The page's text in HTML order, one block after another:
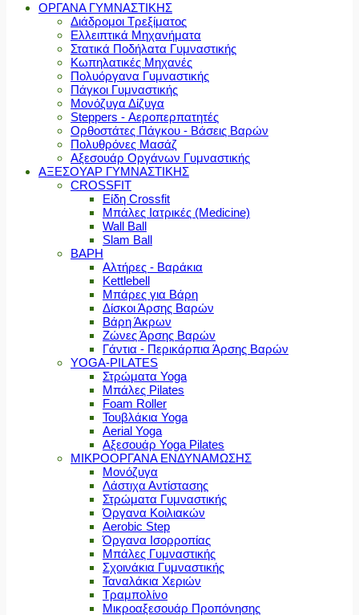
ΟΡΓΑΝΑ ΓΥΜΝΑΣΤΙΚΗΣ
Διάδρομοι Τρεξίματος
Ελλειπτικά Μηχανήματα
Στατικά Ποδήλατα Γυμναστικής
Κωπηλατικές Μηχανές
Πολυόργανα Γυμναστικής
Πάγκοι Γυμναστικής
Μονόζυγα Δίζυγα
Steppers - Αεροπερπατητές
Ορθοστάτες Πάγκου - Βάσεις Βαρών
Πολυθρόνες Μασάζ
Αξεσουάρ Οργάνων Γυμναστικής
ΑΞΕΣΟΥΑΡ ΓΥΜΝΑΣΤΙΚΗΣ
CROSSFIT
Είδη Crossfit
Μπάλες Ιατρικές (Medicine)
Wall Ball
Slam Ball
ΒΑΡΗ
Αλτήρες - Βαράκια
Kettlebell
Μπάρες για Βάρη
Δίσκοι Άρσης Βαρών
Βάρη Άκρων
Ζώνες Άρσης Βαρών
Γάντια - Περικάρπια Άρσης Βαρών
YOGA-PILATES
Στρώματα Yoga
Μπάλες Pilates
Foam Roller
Τουβλάκια Yoga
Aerial Yoga
Αξεσουάρ Yoga Pilates
ΜΙΚΡΟΟΡΓΑΝΑ ΕΝΔΥΝΑΜΩΣΗΣ
Μονόζυγα
Λάστιχα Αντίστασης
Στρώματα Γυμναστικής
Όργανα Κοιλιακών
Aerobic Step
Όργανα Ισορροπίας
Μπάλες Γυμναστικής
Σχοινάκια Γυμναστικής
Ταναλάκια Χεριών
Τραμπολίνο
Μικροαξεσουάρ Προπόνησης